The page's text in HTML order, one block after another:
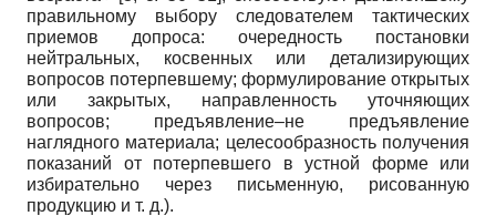
правильному выбору следователем тактических
приемов допроса: очередность постановки
нейтральных, косвенных или детализирующих
вопросов потерпевшему; формулирование открытых
или закрытых, направленность уточняющих
вопросов; предъявление–не предъявление
наглядного материала; целесообразность получения
показаний от потерпевшего в устной форме или
избирательно через письменную, рисованную
продукцию и т. д.).